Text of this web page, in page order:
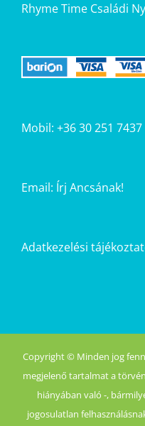
Rhyme Time Családi
Mobil: +36 30 251 7437
Email: Írj Ancsának!
Adatkezelési
Copyright © Minden jog
megjelenő tartalmat a
hiányában való -,
jogosulatlan